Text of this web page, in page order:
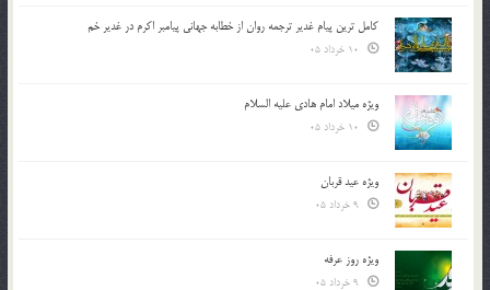
کامل ترین پیام غدیر ترجمه روان از خطابه جهانی پیامبر اکرم در غدیر خم
ویژه میلاد امام هادی علیه السلام
ویژه عید قربان
ویژه روز عرفه